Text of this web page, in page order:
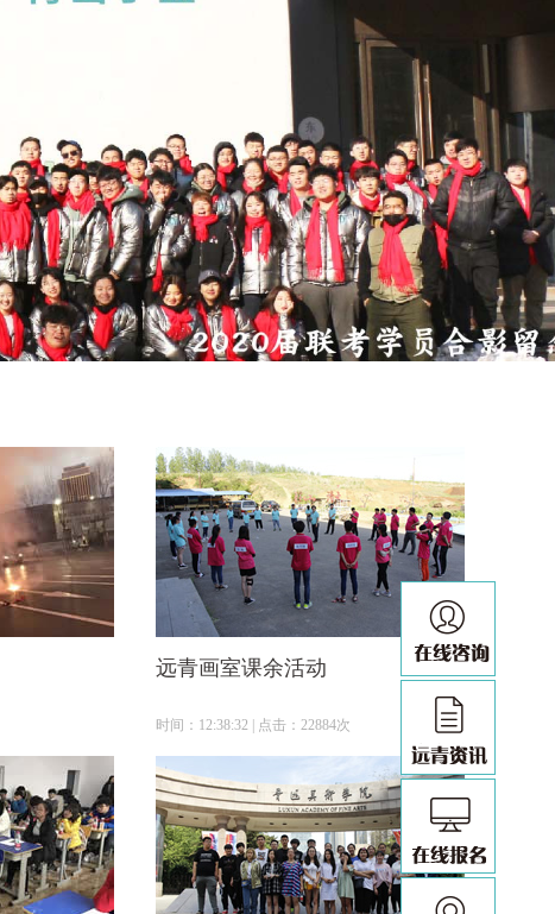
远青画室课余活动
时间：12:38:32 | 点击：22884次